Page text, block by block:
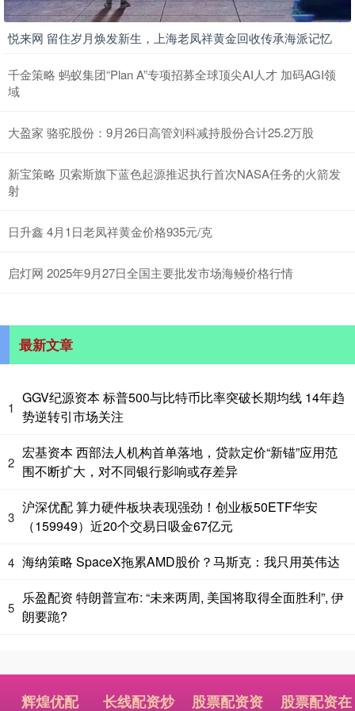
悦来网 留住岁月焕发新生，上海老凤祥黄金回收传承海派记忆
千金策略 蚂蚁集团“Plan A”专项招募全球顶尖AI人才 加码AGI领
域
大盈家 骆驼股份：9月26日高管刘科减持股份合计25.2万股
新宝策略 贝索斯旗下蓝色起源推迟执行首次NASA任务的火箭发
射
日升鑫 4月1日老凤祥黄金价格935元/克
启灯网 2025年9月27日全国主要批发市场海鳗价格行情
最新文章
1
GGV纪源资本 标普500与比特币比率突破长期均线 14年趋
势逆转引市场关注
2
宏基资本 西部法人机构首单落地，贷款定价“新锚”应用范
围不断扩大，对不同银行影响或存差异
3
沪深优配 算力硬件板块表现强劲！创业板50ETF华安
（159949）近20个交易日吸金67亿元
4 海纳策略 SpaceX拖累AMD股价？马斯克：我只用英伟达
5
乐盈配资 特朗普宣布: “未来两周, 美国将取得全面胜利”, 伊
朗要跪?
辉煌优配 长线配资炒 股票配资资 股票配资在